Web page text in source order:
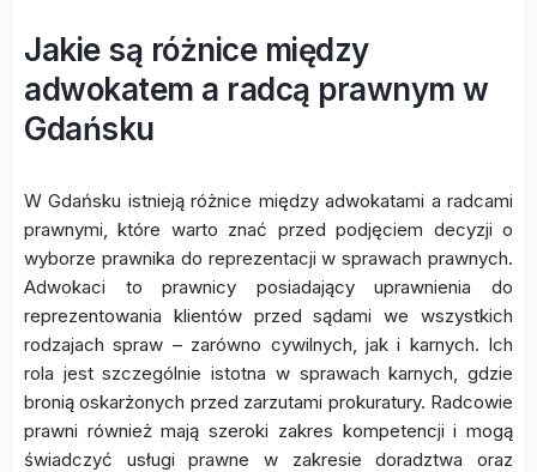
Jakie są różnice między
adwokatem a radcą prawnym w
Gdańsku
W Gdańsku istnieją różnice między adwokatami a radcami
prawnymi, które warto znać przed podjęciem decyzji o
wyborze prawnika do reprezentacji w sprawach prawnych.
Adwokaci to prawnicy posiadający uprawnienia do
reprezentowania klientów przed sądami we wszystkich
rodzajach spraw – zarówno cywilnych, jak i karnych. Ich
rola jest szczególnie istotna w sprawach karnych, gdzie
bronią oskarżonych przed zarzutami prokuratury. Radcowie
prawni również mają szeroki zakres kompetencji i mogą
świadczyć usługi prawne w zakresie doradztwa oraz